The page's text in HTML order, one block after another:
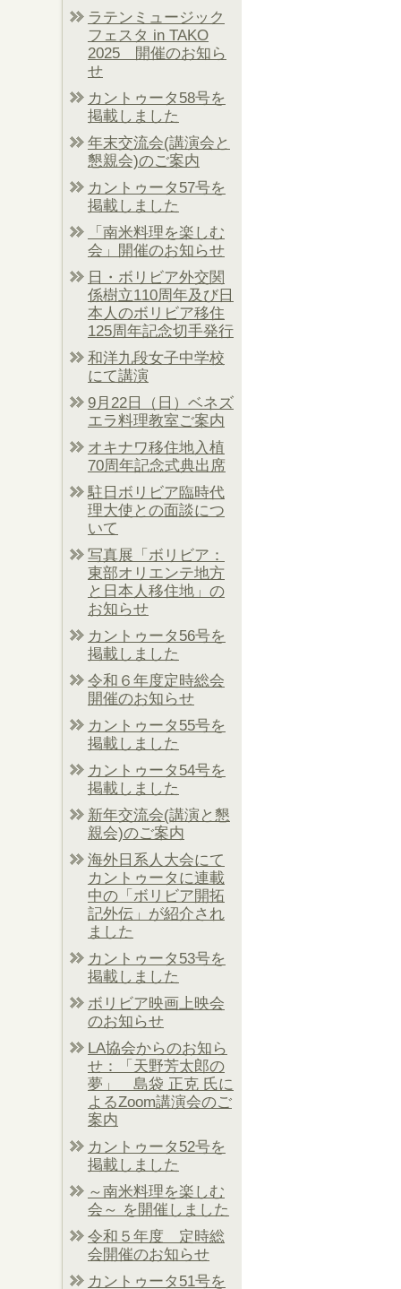
ラテンミュージック
フェスタ in TAKO
2025 開催のお知ら
せ
カントゥータ58号を
掲載しました
年末交流会(講演会と
懇親会)のご案内
カントゥータ57号を
掲載しました
「南米料理を楽しむ
会」開催のお知らせ
日・ボリビア外交関
係樹立110周年及び日
本人のボリビア移住
125周年記念切手発行
和洋九段女子中学校
にて講演
9月22日（日）ベネズ
エラ料理教室ご案内
オキナワ移住地入植
70周年記念式典出席
駐日ボリビア臨時代
理大使との面談につ
いて
写真展「ボリビア：
東部オリエンテ地方
と日本人移住地」の
お知らせ
カントゥータ56号を
掲載しました
令和６年度定時総会
開催のお知らせ
カントゥータ55号を
掲載しました
カントゥータ54号を
掲載しました
新年交流会(講演と懇
親会)のご案内
海外日系人大会にて
カントゥータに連載
中の「ボリビア開拓
記外伝」が紹介され
ました
カントゥータ53号を
掲載しました
ボリビア映画上映会
のお知らせ
LA協会からのお知ら
せ：「天野芳太郎の
夢」 島袋 正克 氏に
よるZoom講演会のご
案内
カントゥータ52号を
掲載しました
～南米料理を楽しむ
会～ を開催しました
令和５年度 定時総
会開催のお知らせ
カントゥータ51号を